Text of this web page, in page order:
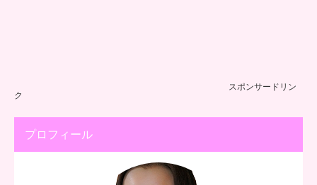
スポンサードリン
ク
プロフィール